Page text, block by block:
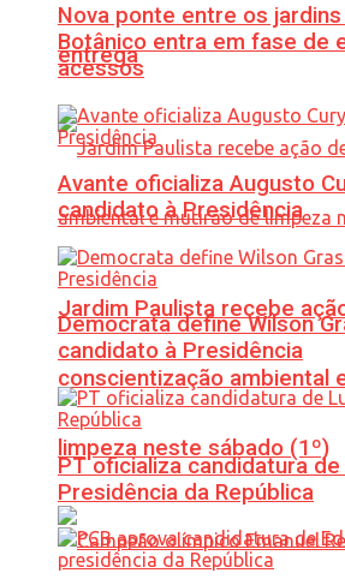
entrega
Jardim Paulista recebe
conscientização ambiental
limpeza neste sábado (1º)
Nova ponte entre os
Botânico entra em fase de
acessos
Avante oficializa Augusto
candidato à Presidência
Democrata define Wilson
candidato à Presidência
PT oficializa candidatura de
Presidência da República